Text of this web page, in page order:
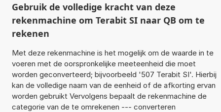
Gebruik de volledige kracht van deze
rekenmachine om Terabit SI naar QB om te
rekenen
Met deze rekenmachine is het mogelijk om de waarde in te
voeren met de oorspronkelijke meeteenheid die moet
worden geconverteerd; bijvoorbeeld '507 Terabit SI'. Hierbij
kan de volledige naam van de eenheid of de afkorting ervan
worden gebruikt Vervolgens bepaalt de rekenmachine de
categorie van de te omrekenen --- converteren